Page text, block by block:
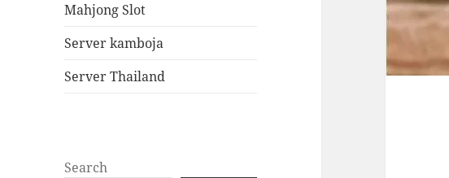
Mahjong Slot
Server kamboja
Server Thailand
Search